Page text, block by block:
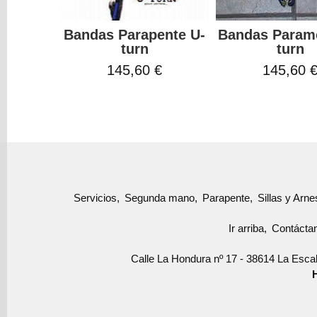
Bandas Parapente U-
turn
145,60 €
Bandas
turn
145,60
Servicios Segunda mano Parapente Sillas y
Ir arriba
Calle La Hondura nº 17 - 38614 La